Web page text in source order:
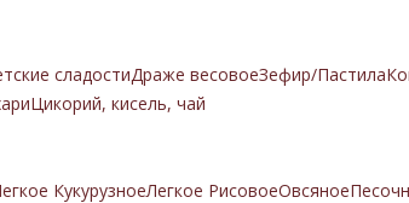
сладостиДраже весовоеЗефир/Пастила
Цикорий, кисель, чай
КукурузноеЛегкое РисовоеОвсяное